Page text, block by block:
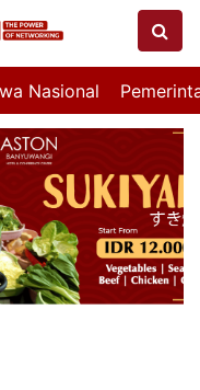
Nasional